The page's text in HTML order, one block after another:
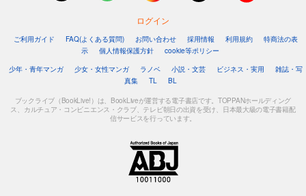
ログイン
ご利用ガイド FAQ(よくある質問) お問い合わせ 採用情報 利用規約
特商法の表
示
個人情報保護方針
cookie等ポリシー
少年・青年マンガ
少女・女性マンガ ラノベ 小説・文芸 ビジネス・実用
雑誌・写
真集
TL BL
ブックライブ（BookLive!）は、BookLiveが運営する電子書店です。TOPPANホールディング
ス、カルチュア・コンビニエンス・クラブ、テレビ朝日の出資を受け、日本最大級の電子書籍配
信サービスを行っています。